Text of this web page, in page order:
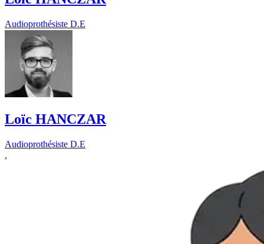
Audioprothésiste D.E
Loïc HANCZAR
Audioprothésiste D.E